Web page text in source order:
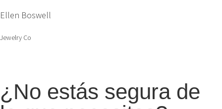
Ellen Boswell
Jewelry Co
¿No estás segura de